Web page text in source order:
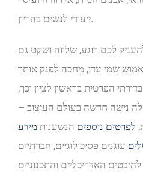
ייעודי לנשים בהריון.
לכם רוגע, שלווה ושקט גם
שמי עדן, מחכה לפנק אותך
הפרטית בראשון לציון וכך,
נישה חדשה בעולם העיצוב –
לפרטים נוספים הנשענות מידע
עוגנים פסיכולוגיים, חברתיים